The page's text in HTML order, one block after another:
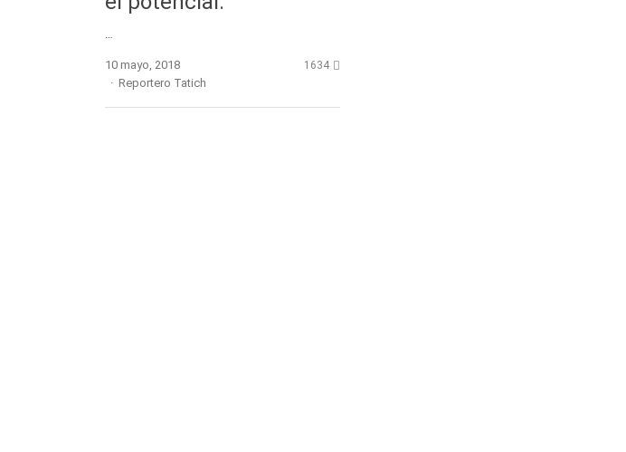
10 mayo, 2018
Author
Reportero Tatich
1634